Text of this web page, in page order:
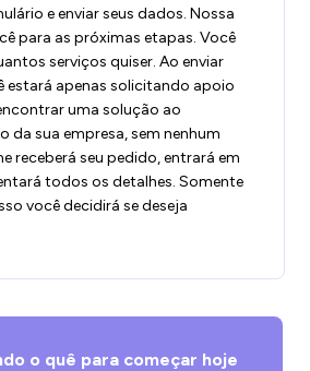
e enviar seus dados. Nossa
para as próximas etapas. Você
serviços quiser. Ao enviar
estará apenas solicitando apoio
uma solução ao
da sua empresa, sem nenhum
receberá seu pedido, entrará em
todos os detalhes. Somente
você decidirá se deseja
o quê para começar hoje